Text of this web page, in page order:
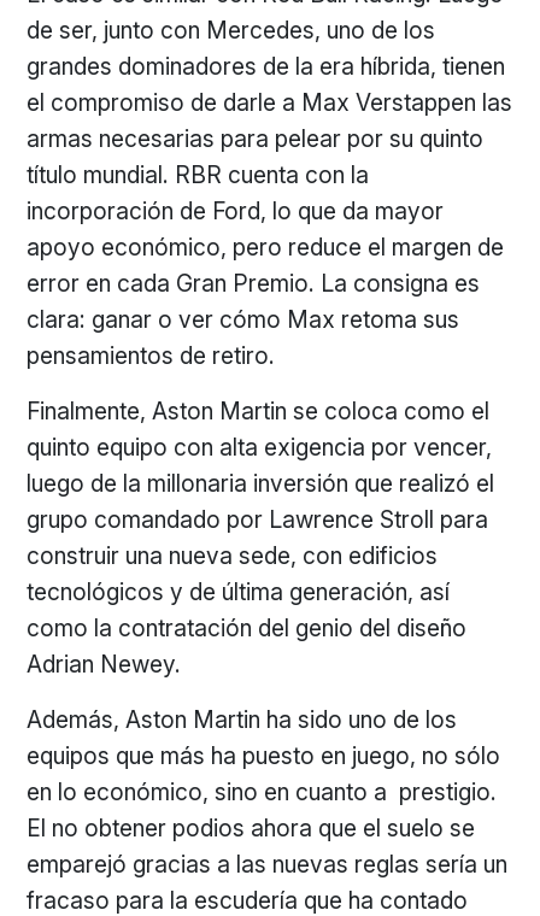
de ser, junto con Mercedes, uno de los
grandes dominadores de la era híbrida, tienen
el compromiso de darle a Max Verstappen las
armas necesarias para pelear por su quinto
título mundial. RBR cuenta con la
incorporación de Ford, lo que da mayor
apoyo económico, pero reduce el margen de
error en cada Gran Premio. La consigna es
clara: ganar o ver cómo Max retoma sus
pensamientos de retiro.
Finalmente, Aston Martin se coloca como el
quinto equipo con alta exigencia por vencer,
luego de la millonaria inversión que realizó el
grupo comandado por Lawrence Stroll para
construir una nueva sede, con edificios
tecnológicos y de última generación, así
como la contratación del genio del diseño
Adrian Newey.
Además, Aston Martin ha sido uno de los
equipos que más ha puesto en juego, no sólo
en lo económico, sino en cuanto a prestigio.
El no obtener podios ahora que el suelo se
emparejó gracias a las nuevas reglas sería un
fracaso para la escudería que ha contado